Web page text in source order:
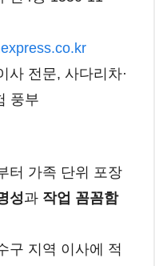
사 전문, 사다리차·
풍부
터 가족 단위 포장
성과 작업 꼼꼼함
구 지역 이사에 적